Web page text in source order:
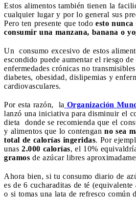
Estos alimentos también tienen la
cualquier lugar y por lo general sus
Pero ten presente que todo esto nunca
consumir una manzana, banana o
Un
consumo excesivo de estos
escondido puede aumentar el riesgo
enfermedades crónicas no
diabetes, obesidad, dislipemias y
cardiovasculares.
Por esta razón, la Organización
lanzó una iniciativa para disminuir el
dieta donde se recomienda que el
y alimentos que lo contengan no sea
total de calorías ingeridas. Por
unas 2.000 calorías, el 10%
gramos de azúcar libres
Ahora bien, si tu consumo diario de
es de 6 cucharaditas de té (equivalente
o si tomas una lata de refresco común